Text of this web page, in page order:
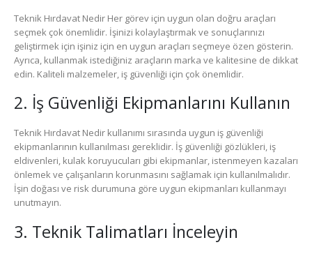
Teknik Hırdavat Nedir Her görev için uygun olan doğru araçları
seçmek çok önemlidir. İşinizi kolaylaştırmak ve sonuçlarınızı
geliştirmek için işiniz için en uygun araçları seçmeye özen gösterin.
Ayrıca, kullanmak istediğiniz araçların marka ve kalitesine de dikkat
edin. Kaliteli malzemeler, iş güvenliği için çok önemlidir.
2. İş Güvenliği Ekipmanlarını Kullanın
Teknik Hırdavat Nedir kullanımı sırasında uygun iş güvenliği
ekipmanlarının kullanılması gereklidir. İş güvenliği gözlükleri, iş
eldivenleri, kulak koruyucuları gibi ekipmanlar, istenmeyen kazaları
önlemek ve çalışanların korunmasını sağlamak için kullanılmalıdır.
İşin doğası ve risk durumuna göre uygun ekipmanları kullanmayı
unutmayın.
3. Teknik Talimatları İnceleyin